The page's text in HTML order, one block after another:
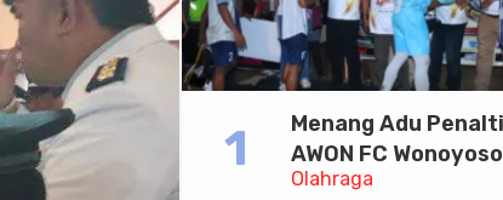
Olahraga
Menang Adu
AWON FC Wonoyoso
Juara Bhayangkara